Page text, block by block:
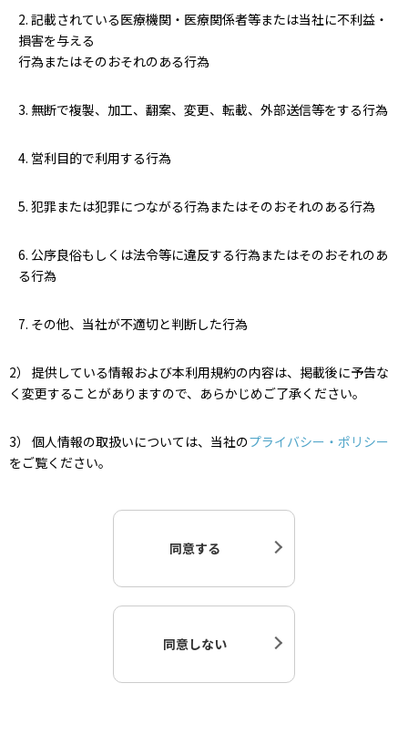
バイオ機器
2. 記載されている医療機関・医療関係者等または当社に不利益・
損害を与える
行為またはそのおそれのある行為
3. 無断で複製、加工、翻案、変更、転載、外部送信等をする行為
4. 営利目的で利用する行為
5. 犯罪または犯罪につながる行為またはそのおそれのある行為
6. 公序良俗もしくは法令等に違反する行為またはそのおそれのあ
る行為
7. その他、当社が不適切と判断した行為
2） 提供している情報および本利用規約の内容は、掲載後に予告な
く変更することがありますので、あらかじめご了承ください。
3） 個人情報の取扱いについては、当社のプライバシー・ポリシー
をご覧ください。
同意する
同意しない